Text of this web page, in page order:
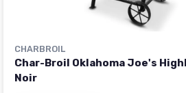
CHARBROIL
Char-Broil Oklahoma Joe's
Noir